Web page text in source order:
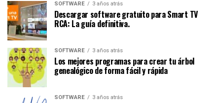
SOFTWARE 3 años atrás
Descargar software gratuito para Smart TV
RCA: La guía definitiva.
SOFTWARE 3 años atrás
Los mejores programas para crear tu árbol
genealógico de forma fácil y rápida
SOFTWARE 3 años atrás